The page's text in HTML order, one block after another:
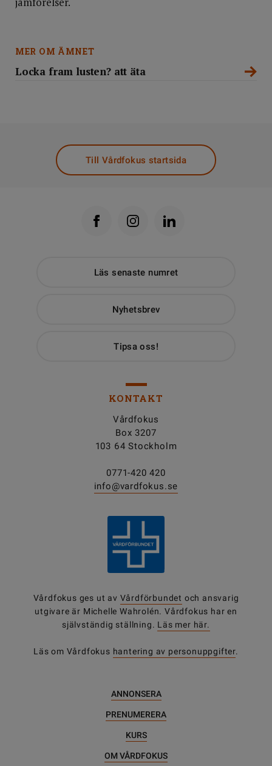
MER OM ÄMNET
Locka fram lusten? att äta
Till Vårdfokus startsida
Läs senaste numret
Nyhetsbrev
Tipsa oss!
KONTAKT
Vårdfokus
Box 3207
103 64 Stockholm
0771-420 420
info@vardfokus.se
Vårdfokus ges ut av Vårdförbundet och ansvarig
utgivare är Michelle Wahrolén. Vårdfokus har en
självständig ställning. Läs mer här.
Läs om Vårdfokus hantering av personuppgifter.
ANNONSERA
PRENUMERERA
KURS
OM VÅRDFOKUS